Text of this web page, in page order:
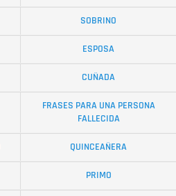
SOBRINO
ESPOSA
CUÑADA
FRASES PARA UNA PERSONA
FALLECIDA
QUINCEAÑERA
PRIMO